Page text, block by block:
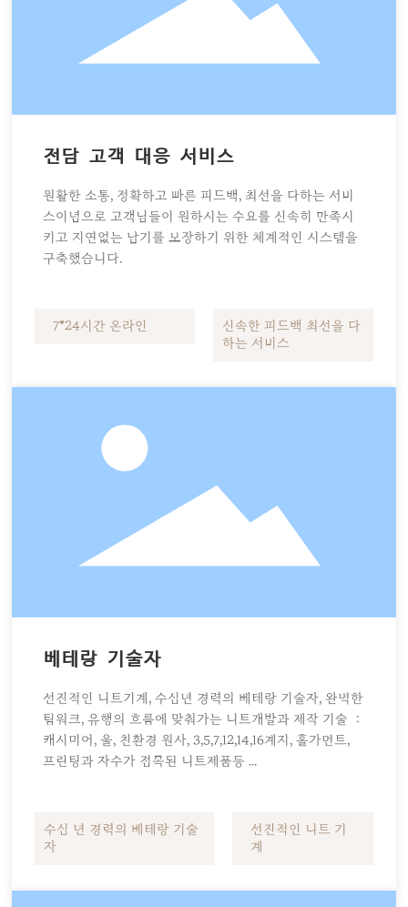
전담 고객 대응 서비스
원활한 소통, 정확하고 빠른 피드백, 최선을 다하는 서비
스이념으로 고객님들이 원하시는 수요를 신속히 만족시
키고 지연없는 납기를 보장하기 위한 체계적인 시스템을
구축했습니다.
7*24시간 온라인
신속한 피드백 최선을 다
하는 서비스
베테랑 기술자
선진적인 니트기계, 수십년 경력의 베테랑 기술자, 완벽한
팀워크, 유행의 흐름에 맞춰가는 니트개발과 제작 기술 ：
캐시미어, 울, 친환경 원사, 3,5,7,12,14,16계지, 홀가먼트,
프린팅과 자수가 접목된 니트제품등 ...
수십 년 경력의 베테랑 기술
자
선진적인 니트 기
계